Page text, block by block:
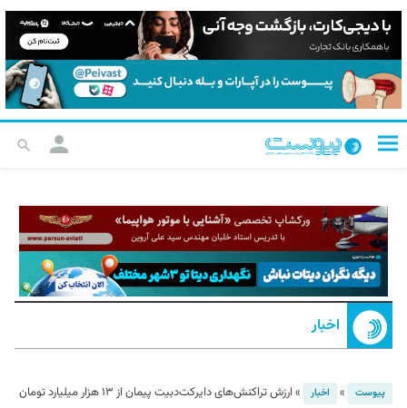
اخبار
پیوست » اخبار »
ارزش تراکنش‌های دایرکت‌دبیت پیمان از ۱۳ هزار میلیارد تومان